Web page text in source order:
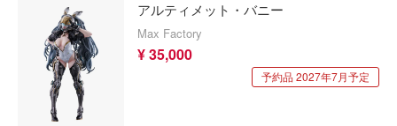
アルティメット・バニー
Max Factory
¥ 35,000
予約品 2027年7月予定
カウボーイビバップ
ガンダムシリーズ
RSモデル(ビーバーコーポレーション・
アンリミ・モデル(プラッツ)
シリーズ